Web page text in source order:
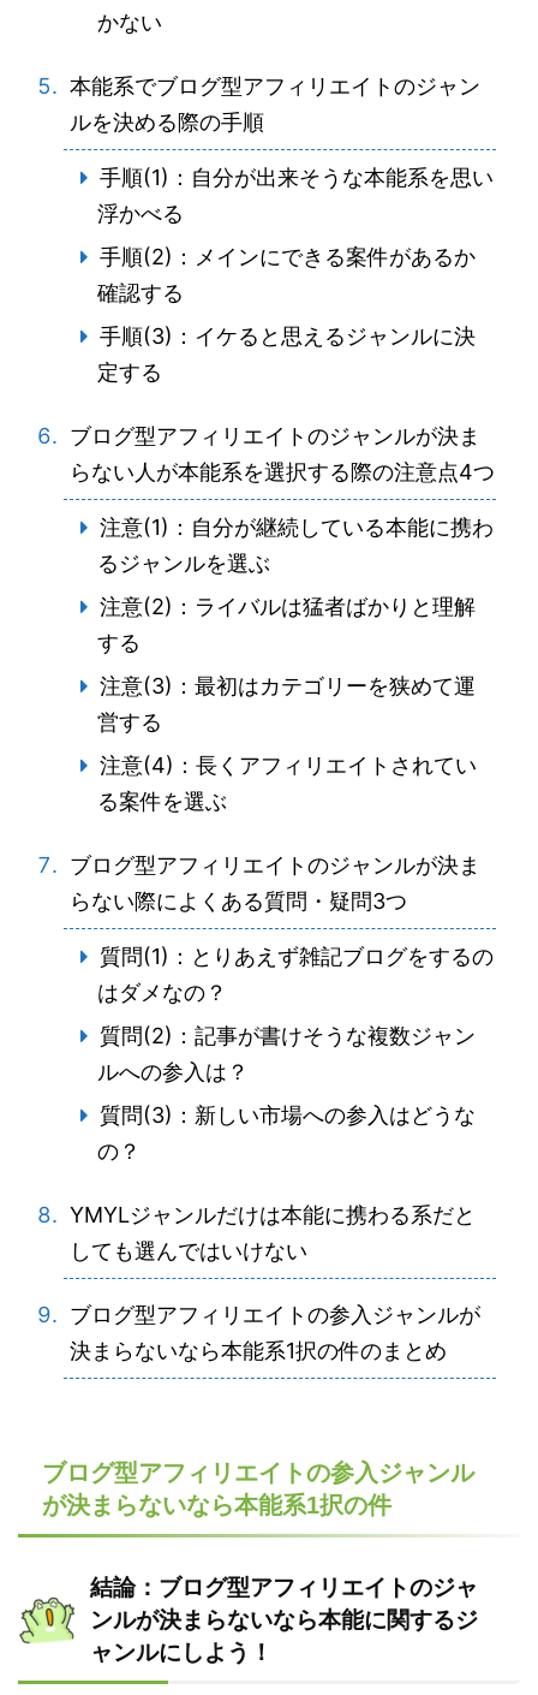
かない
本能系でブログ型アフィリエイトのジャン
ルを決める際の手順
手順(1)：自分が出来そうな本能系を思い
浮かべる
手順(2)：メインにできる案件があるか
確認する
手順(3)：イケると思えるジャンルに決
定する
ブログ型アフィリエイトのジャンルが決ま
らない人が本能系を選択する際の注意点4つ
注意(1)：自分が継続している本能に携わ
るジャンルを選ぶ
注意(2)：ライバルは猛者ばかりと理解
する
注意(3)：最初はカテゴリーを狭めて運
営する
注意(4)：長くアフィリエイトされてい
る案件を選ぶ
ブログ型アフィリエイトのジャンルが決ま
らない際によくある質問・疑問3つ
質問(1)：とりあえず雑記ブログをするの
はダメなの？
質問(2)：記事が書けそうな複数ジャン
ルへの参入は？
質問(3)：新しい市場への参入はどうな
の？
YMYLジャンルだけは本能に携わる系だと
しても選んではいけない
ブログ型アフィリエイトの参入ジャンルが
決まらないなら本能系1択の件のまとめ
ブログ型アフィリエイトの参入ジャンル
が決まらないなら本能系1択の件
結論：ブログ型アフィリエイトのジャ
ンルが決まらないなら本能に関するジ
ャンルにしよう！